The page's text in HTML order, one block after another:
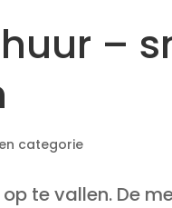
–
categorie
te vallen. De